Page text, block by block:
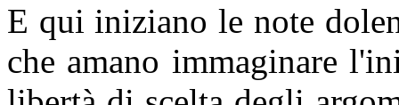
E qui iniziano le note
che amano immaginare